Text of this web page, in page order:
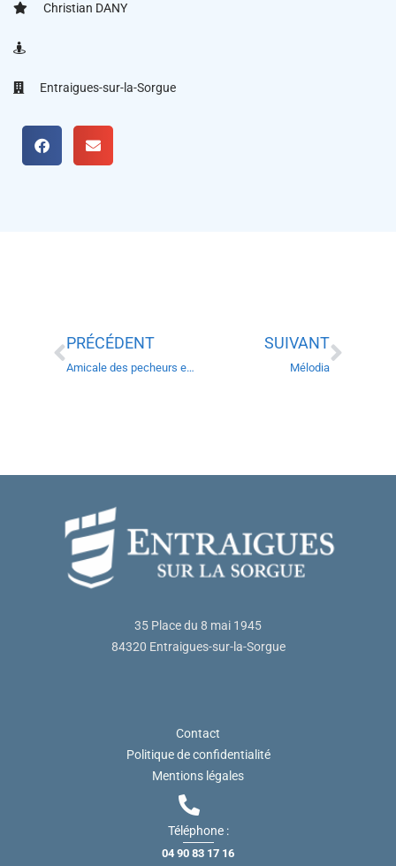
Christian DANY
Entraigues-sur-la-Sorgue
PRÉCÉDENT
Amicale des pecheurs entraiguois
SUIVANT
Mélodia
35 Place du 8 mai 1945
84320 Entraigues-sur-la-Sorgue
Contact
Politique de confidentialité
Mentions légales
Téléphone :
04 90 83 17 16